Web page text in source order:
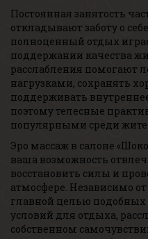
Постоянная занятость
откладывают заботу о
полноценный отдых
поддержании качества
расслабления помогают
нагрузками, сохранять
поддерживать
поэтому телесные
популярными среди
Эро массаж в салоне
ваша возможность
восстановить силы и
атмосфере. Независимо
главной целью подобных
условий для отдыха,
собственном